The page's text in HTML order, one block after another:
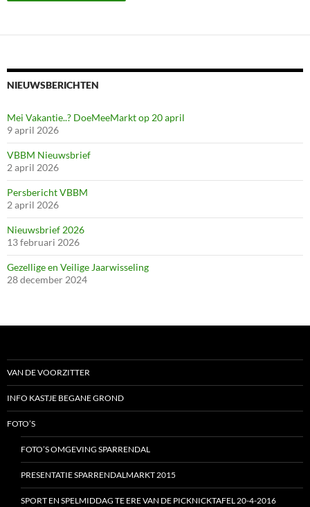
NIEUWSBERICHTEN
Mei Vakantie..? DoeMeeMarkt op 20 april
9 april 2026
VBBM Nieuwsbrief
2 april 2026
Persbericht VBBM
2 april 2026
Nieuwsbrief 2026
13 februari 2026
Gezellige en Veilige Jaarwisseling
28 december 2024
VAN DE VOORZITTER
INFO KASTJE BEGANE GROND
FOTO’S
FOTO’S OMGEVING SPARRENDAL
PRESENTATIE SPARRENDALMARKT 2015
SPORT EN SPELMIDDAG TE ERE VAN DE PICKNICKTAFEL 20-4-2016